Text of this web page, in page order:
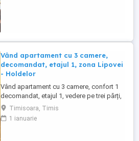
Vând apartament cu 3 camere,
decomandat, etajul 1, zona Lipovei
- Holdelor
Vând apartament cu 3 camere, confort 1
decomandat, etajul 1, vedere pe trei părți,
două băi , trei balcoane ( doua balcoane
plus o logie),S-72 mp, gaz, parchet,
faianță, gresie, termopane, izolație
Timisoara, Timis
1 ianuarie